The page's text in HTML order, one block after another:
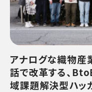
アナログな織物産
話で改革する、
域課題解決型ハッ